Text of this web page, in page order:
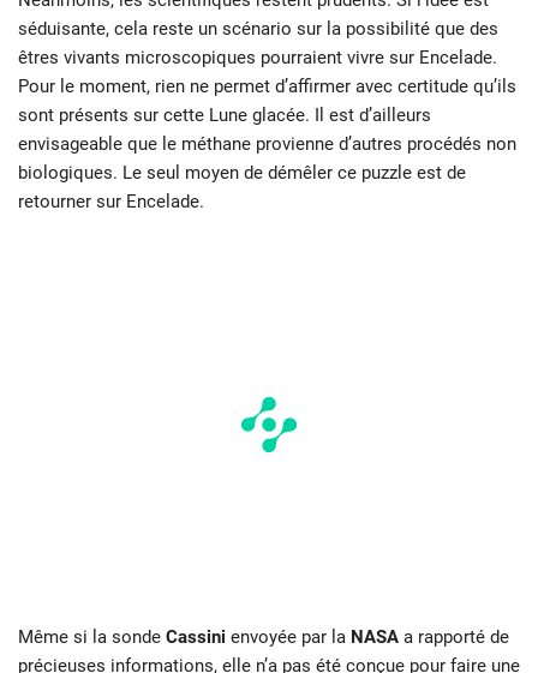
séduisante, cela reste un scénario sur la possibilité que des
êtres vivants microscopiques pourraient vivre sur Encelade.
Pour le moment, rien ne permet d’affirmer avec certitude qu’ils
sont présents sur cette Lune glacée. Il est d’ailleurs
envisageable que le méthane provienne d’autres procédés non
biologiques. Le seul moyen de démêler ce puzzle est de
retourner sur Encelade.
Même si la sonde Cassini envoyée par la NASA a rapporté de
précieuses informations, elle n’a pas été conçue pour faire une